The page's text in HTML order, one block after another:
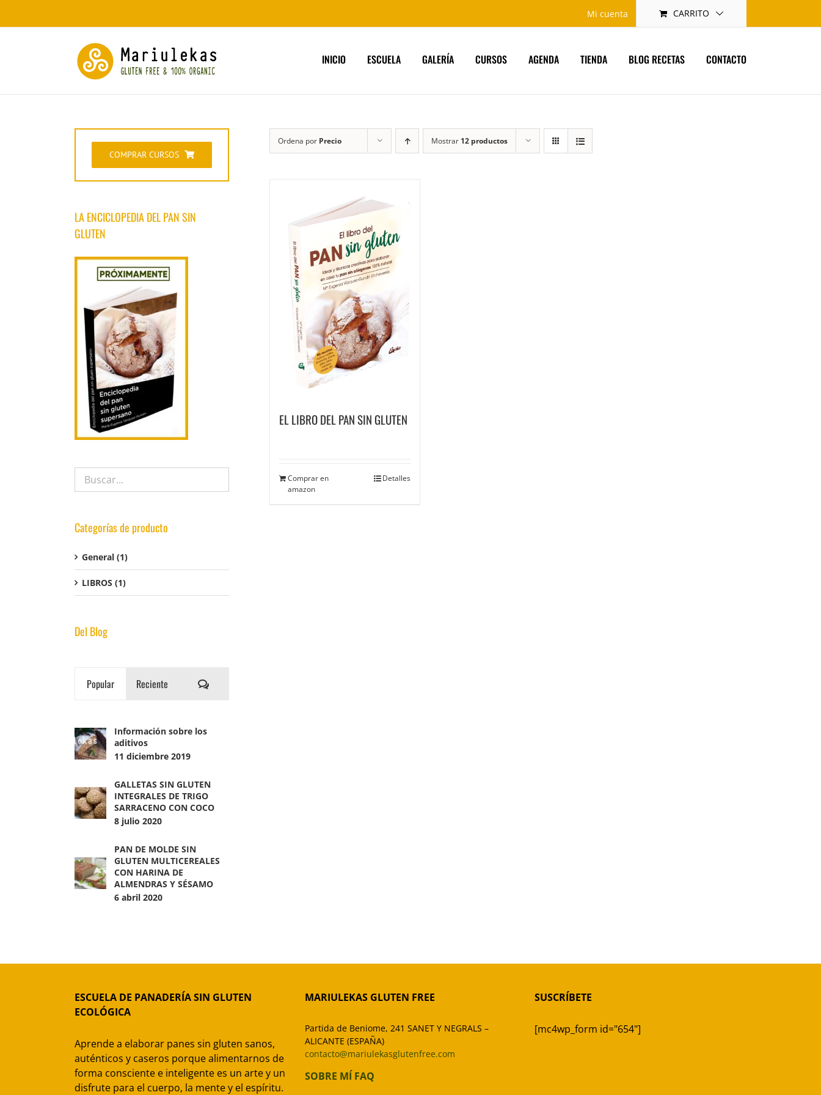
Mi cuenta CARRITO
INICIO ESCUELA GALERÍA CURSOS AGENDA TIENDA BLOG RECETAS CONTACTO
Ordena por Precio Mostrar 12 productos
EL LIBRO DEL PAN SIN GLUTEN
Comprar en
amazon
Detalles
COMPRAR CURSOS
LA ENCICLOPEDIA DEL PAN SIN
GLUTEN
Categorías de producto
General (1)
LIBROS (1)
Del Blog
Popular Reciente Comentarios
Información sobre los
aditivos
11 diciembre 2019
GALLETAS SIN GLUTEN
INTEGRALES DE TRIGO
SARRACENO CON COCO
8 julio 2020
PAN DE MOLDE SIN
GLUTEN MULTICEREALES
CON HARINA DE
ALMENDRAS Y SÉSAMO
6 abril 2020
ESCUELA DE PANADERÍA SIN GLUTEN
ECOLÓGICA
Aprende a elaborar panes sin gluten sanos,
auténticos y caseros porque alimentarnos de
forma consciente e inteligente es un arte y un
disfrute para el cuerpo, la mente y el espíritu.
MARIULEKAS GLUTEN FREE
Partida de Beniome, 241 SANET Y NEGRALS –
ALICANTE (ESPAÑA)
contacto@mariulekasglutenfree.com
SOBRE MÍ FAQ
SUSCRÍBETE
[mc4wp_form id="654"]